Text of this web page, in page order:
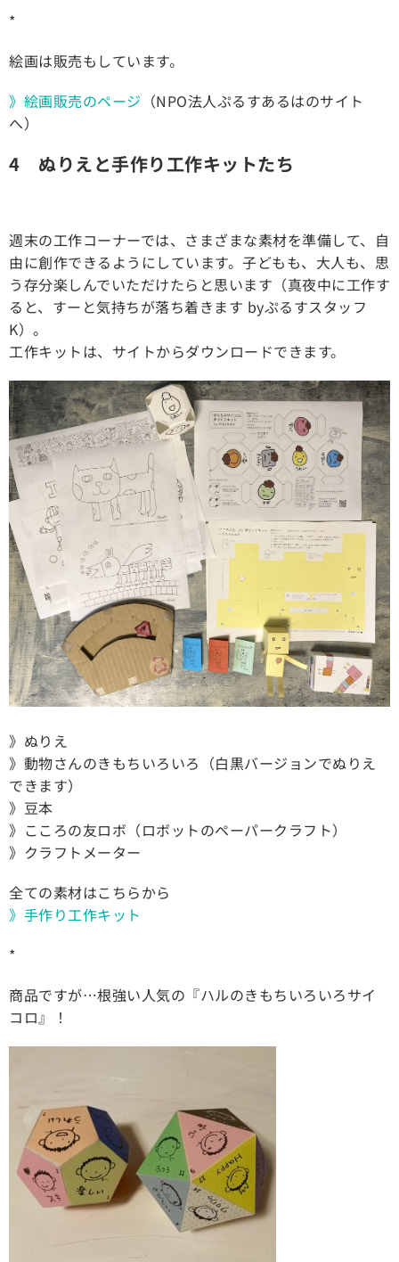
*
絵画は販売もしています。
》絵画販売のページ （NPO法人ぷるすあるはのサイト
へ）
4 ぬりえと手作り工作キットたち
週末の工作コーナーでは、さまざまな素材を準備して、自
由に創作できるようにしています。子どもも、大人も、思
う存分楽しんでいただけたらと思います（真夜中に工作す
ると、すーと気持ちが落ち着きます byぷるすスタッフ
K）。
工作キットは、サイトからダウンロードできます。
》ぬりえ
》動物さんのきもちいろいろ（白黒バージョンでぬりえ
できます）
》豆本
》こころの友ロボ（ロボットのペーパークラフト）
》クラフトメーター
全ての素材はこちらから
》手作り工作キット
*
商品ですが…根強い人気の『ハルのきもちいろいろサイ
コロ』！